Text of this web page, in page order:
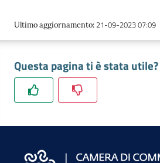
Impresa
e
territorio
Tutelare
Consumatore
Ultimo aggiornamento: 21-09-2023 07:09
Questa pagina ti è stata utile?